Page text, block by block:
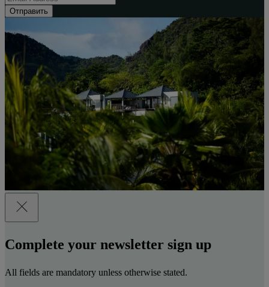
Отправить
Complete your newsletter sign up
All fields are mandatory unless otherwise stated.